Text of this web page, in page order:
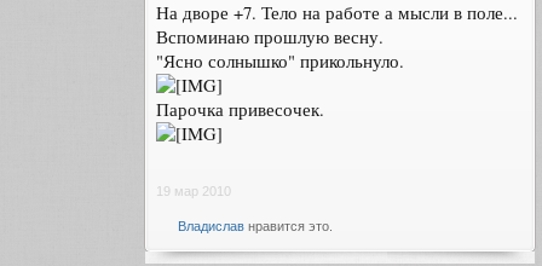
На дворе +7. Тело на работе а мысли в поле...
Вспоминаю прошлую весну.
"Ясно солнышко" прикольнуло.
Парочка привесочек.
19 мар 2010
Владиславнравится это.